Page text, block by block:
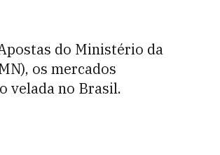
do Ministério da
os mercados
velada no Brasil.